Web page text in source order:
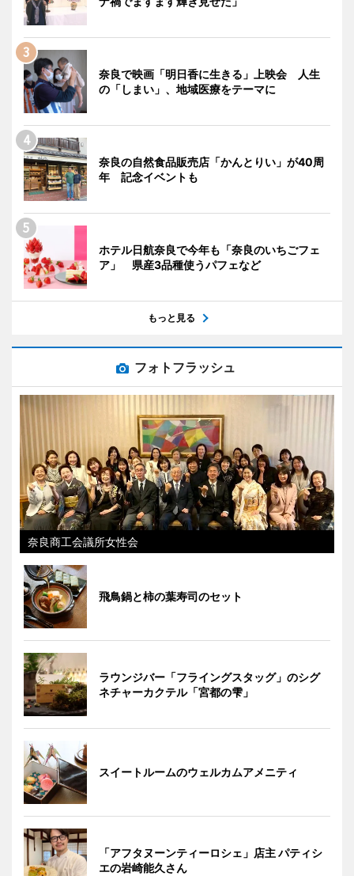
奈良で映画「明日香に生きる」上映会 人生
の「しまい」、地域医療をテーマに
奈良の自然食品販売店「かんとりい」が40周
年 記念イベントも
ホテル日航奈良で今年も「奈良のいちごフェ
ア」 県産3品種使うパフェなど
もっと見る
フォトフラッシュ
奈良商工会議所女性会
飛鳥鍋と柿の葉寿司のセット
ラウンジバー「フライングスタッグ」のシグ
ネチャーカクテル「宮都の雫」
スイートルームのウェルカムアメニティ
「アフタヌーンティーロシェ」店主 パティシ
エの岩崎能久さん